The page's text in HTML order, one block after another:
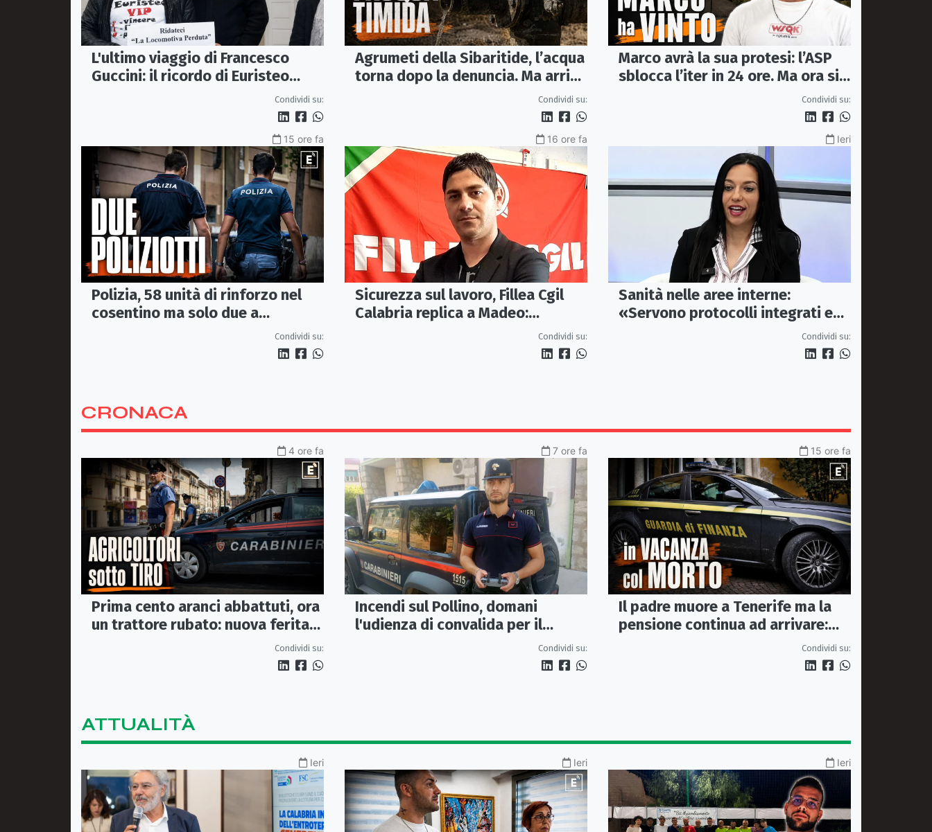
L'ultimo viaggio di Francesco
Guccini: il ricordo di Euristeo
Condividi su:
Agrumeti della Sibaritide, l’acqua
torna dopo la denuncia. Ma arriva
con un terzo della pressioneCondividi su:
Marco avrà la sua protesi: l’ASP
sblocca l’iter in 24 ore. Ma ora si
apre il caso dell’Ufficio ausiliCondividi su:
15 ore fa
Polizia, 58 unità di rinforzo nel
cosentino ma solo due a
Corigliano-Rossano e due aCondividi su:
16 ore fa
Sicurezza sul lavoro, Fillea Cgil
Calabria replica a Madeo:
«Servono controlli, non incentivi
Condividi su:
Ieri
Sanità nelle aree interne:
«Servono protocolli integrati e
mezzi dedicati per garantireCondividi su:
CRONACA
4 ore fa
Prima cento aranci abbattuti, ora
un trattore rubato: nuova ferita
all’agricoltura della SibaritideCondividi su:
7 ore fa
Incendi sul Pollino, domani
l'udienza di convalida per il
presunto piromane: il PM ha
chiesto la misura in carcere
Condividi su:
15 ore fa
Il padre muore a Tenerife ma la
pensione continua ad arrivare:
Condividi su:
ATTUALITÀ
Ieri Ieri Ieri